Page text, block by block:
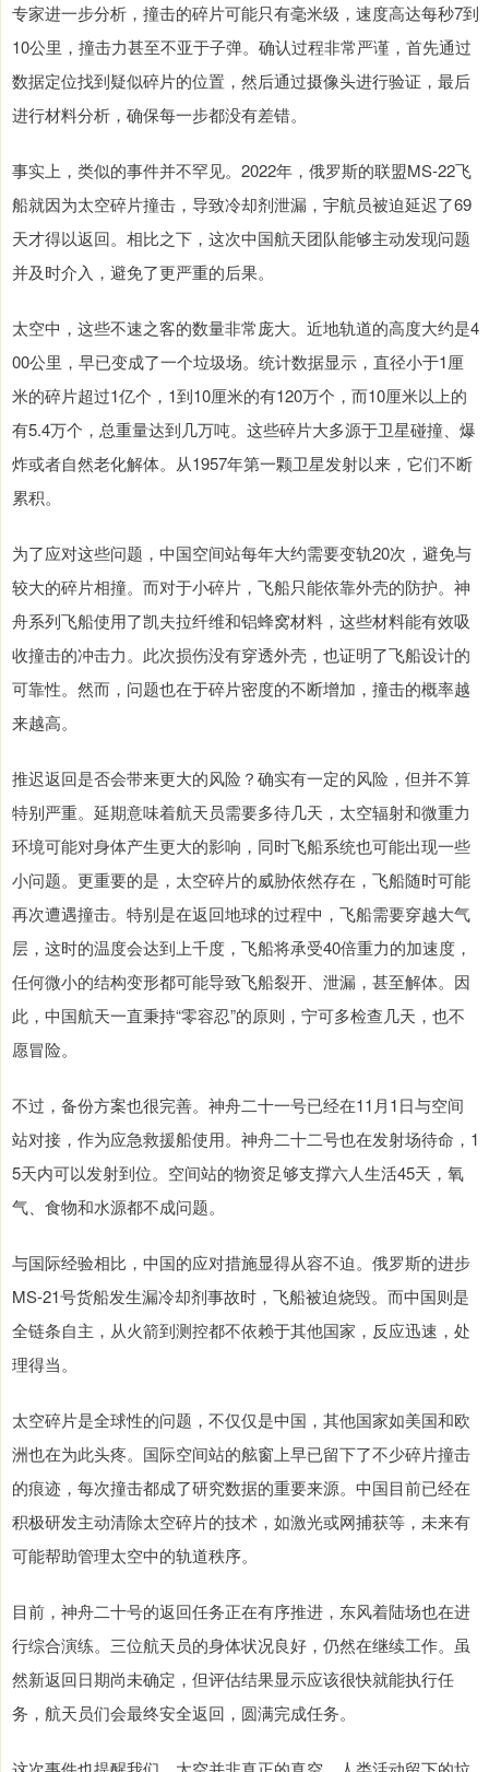
专家进一步分析，撞击的碎片可能只有毫米级，速度高达每秒7到
10公里，撞击力甚至不亚于子弹。确认过程非常严谨，首先通过
数据定位找到疑似碎片的位置，然后通过摄像头进行验证，最后
进行材料分析，确保每一步都没有差错。
事实上，类似的事件并不罕见。2022年，俄罗斯的联盟MS-22飞
船就因为太空碎片撞击，导致冷却剂泄漏，宇航员被迫延迟了69
天才得以返回。相比之下，这次中国航天团队能够主动发现问题
并及时介入，避免了更严重的后果。
太空中，这些不速之客的数量非常庞大。近地轨道的高度大约是4
00公里，早已变成了一个垃圾场。统计数据显示，直径小于1厘
米的碎片超过1亿个，1到10厘米的有120万个，而10厘米以上的
有5.4万个，总重量达到几万吨。这些碎片大多源于卫星碰撞、爆
炸或者自然老化解体。从1957年第一颗卫星发射以来，它们不断
累积。
为了应对这些问题，中国空间站每年大约需要变轨20次，避免与
较大的碎片相撞。而对于小碎片，飞船只能依靠外壳的防护。神
舟系列飞船使用了凯夫拉纤维和铝蜂窝材料，这些材料能有效吸
收撞击的冲击力。此次损伤没有穿透外壳，也证明了飞船设计的
可靠性。然而，问题也在于碎片密度的不断增加，撞击的概率越
来越高。
推迟返回是否会带来更大的风险？确实有一定的风险，但并不算
特别严重。延期意味着航天员需要多待几天，太空辐射和微重力
环境可能对身体产生更大的影响，同时飞船系统也可能出现一些
小问题。更重要的是，太空碎片的威胁依然存在，飞船随时可能
再次遭遇撞击。特别是在返回地球的过程中，飞船需要穿越大气
层，这时的温度会达到上千度，飞船将承受40倍重力的加速度，
任何微小的结构变形都可能导致飞船裂开、泄漏，甚至解体。因
此，中国航天一直秉持“零容忍”的原则，宁可多检查几天，也不
愿冒险。
不过，备份方案也很完善。神舟二十一号已经在11月1日与空间
站对接，作为应急救援船使用。神舟二十二号也在发射场待命，1
5天内可以发射到位。空间站的物资足够支撑六人生活45天，氧
气、食物和水源都不成问题。
与国际经验相比，中国的应对措施显得从容不迫。俄罗斯的进步
MS-21号货船发生漏冷却剂事故时，飞船被迫烧毁。而中国则是
全链条自主，从火箭到测控都不依赖于其他国家，反应迅速，处
理得当。
太空碎片是全球性的问题，不仅仅是中国，其他国家如美国和欧
洲也在为此头疼。国际空间站的舷窗上早已留下了不少碎片撞击
的痕迹，每次撞击都成了研究数据的重要来源。中国目前已经在
积极研发主动清除太空碎片的技术，如激光或网捕获等，未来有
可能帮助管理太空中的轨道秩序。
目前，神舟二十号的返回任务正在有序推进，东风着陆场也在进
行综合演练。三位航天员的身体状况良好，仍然在继续工作。虽
然新返回日期尚未确定，但评估结果显示应该很快就能执行任
务，航天员们会最终安全返回，圆满完成任务。